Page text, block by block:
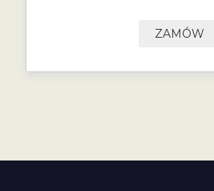
ZAMÓW